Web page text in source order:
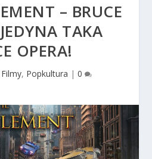
– BRUCE
TAKA
OPERA!
Filmy, Popkultura | 0